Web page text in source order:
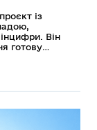
із
Він
готову
від